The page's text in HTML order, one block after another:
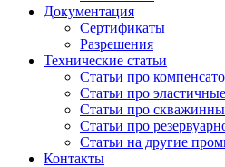
Документация
Сертификаты
Разрешения
Технические статьи
Статьи про
Статьи про
Статьи про
Статьи про
Статьи на другие
Контакты